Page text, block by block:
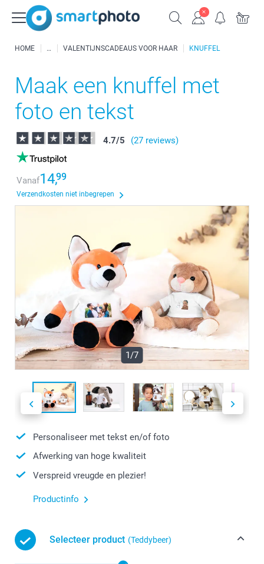
HOME VALENTIJNSCADEAUS VOOR HAAR KNUFFEL
Maak een knuffel met
foto en tekst
4.7/5 (27 reviews)
Vanaf14,99
Verzendkosten niet inbegrepen
1/7
Personaliseer met tekst en/of foto
Afwerking van hoge kwaliteit
Verspreid vreugde en plezier!
Productinfo
Selecteer product (Teddybeer)